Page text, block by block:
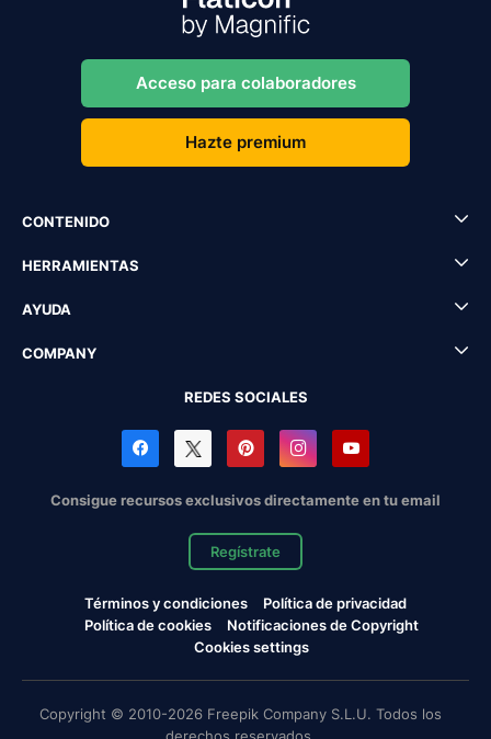
Acceso para colaboradores
Hazte premium
CONTENIDO
HERRAMIENTAS
AYUDA
COMPANY
REDES SOCIALES
Consigue recursos exclusivos directamente en tu email
Regístrate
Términos y condiciones
Política de privacidad
Política de cookies
Notificaciones de Copyright
Cookies settings
Copyright © 2010-2026 Freepik Company S.L.U. Todos los